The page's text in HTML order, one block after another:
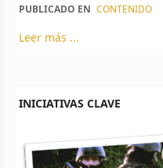
PUBLICADO EN CONTENIDO
Leer más ...
INICIATIVAS CLAVE